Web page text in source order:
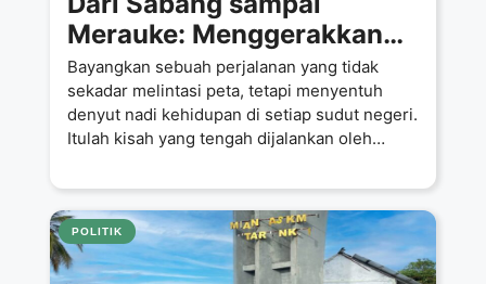
Merauke: Menggerakkan
Harapan, Menggapai
Cita‑Cita Rakyat
Bayangkan sebuah perjalanan yang tidak
sekadar melintasi peta, tetapi menyentuh
denyut nadi kehidupan di setiap sudut negeri.
Itulah kisah yang tengah dijalankan oleh
POLITIK